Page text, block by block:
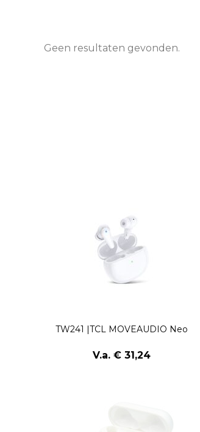
Geen resultaten gevonden.
TW241 |TCL MOVEAUDIO Neo
V.a. € 31,24